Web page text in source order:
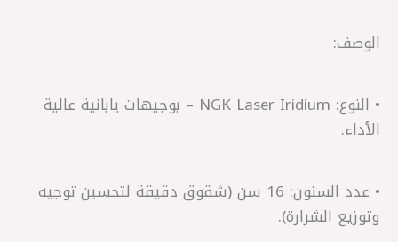
الوصف:
• النوع: NGK Laser Iridium – بوجيهات يابانية عالية
الأداء.
• عدد السنون: 16 سن (شقوق دقيقة لتحسين توجيه
وتوزيع الشرارة).